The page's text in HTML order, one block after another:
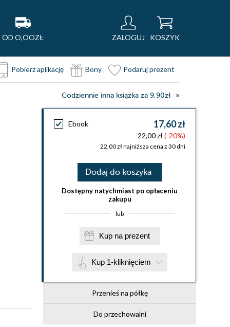
OD O,OOZŁ ZALOGUJ KOSZYK
Pobierz aplikację Bony Podaruj prezent
Codziennie inna książka za 9,90zł
Ebook 17,60 zł
22,00 zł(-20%)
22,00 zł najniższa cena z 30 dni
Dodaj do koszyka
Dostępny natychmiast po opłaceniu
zakupu
lub
Kup na prezent
Kup 1-kliknięciem
Przenieś na półkę
Do przechowalni